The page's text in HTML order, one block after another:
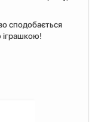
сподобається
іграшкою!